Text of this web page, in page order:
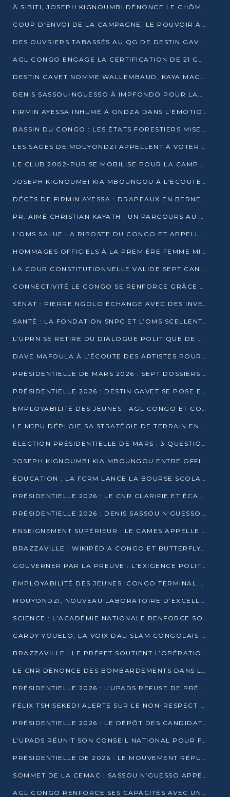
À SIBITI, JOSEPH KIGNOUMBI DÉNONCE LE CHÔMAGE ET LES DÉFAILLANCES DE L’ÉTAT
COUP D’ENVOI DE LA CAMPAGNE, LE POUVOIR À POINTE-NOIRE, L’OPPOSITION À OUESSO ET SIBITI
DES OUVRIERS TABASSÉS AU QG DE DESTIN GAVET À 24 HEURES DE L’OUVERTURE DE LA CAMPAGNE
AGL CONGO ENGAGE LA CERTIFICATION DE 21 GRUTIERS AUX NORMES INTERNATIONALES
DESTIN GAVET NOMME WALLEMBAUD, KAYA MAGANE, BOUDZIKA ET MBOUSSA-ELLAH AUX COMMANDES DE SA CAMPAGNE
DENIS SASSOU-NGUESSO À IMPFONDO POUR LANCER LE CORRIDOR 13
FIRMIN AYESSA INHUMÉ À ONDZA DANS L’ÉMOTION ET LE RECUEILLEMENT
BASSIN DU CONGO : LES ÉTATS FORESTIERS MISENT SUR LES MARCHÉS CARBONE
LES SAGES DE MOUYONDZI APPELLENT À VOTER DENIS SASSOU-NGUESSO
LE CLUB 2002-PUR SE MOBILISE POUR LA CAMPAGNE
JOSEPH KIGNOUMBI KIA MBOUNGOU À L’ÉCOUTE DE TALANGAÏ
DÉCÈS DE FIRMIN AYESSA : DRAPEAUX EN BERNE LUNDI
PR. AIMÉ CHRISTIAN KAYATH : UN PARCOURS AU SERVICE DE LA RECHERCHE ET DE L’INNOVATION
L’OMS SALUE LA RIPOSTE DU CONGO ET APPELLE À DES RÉFORMES DURABLES
HOMMAGES OFFICIELS À LA PREMIÈRE FEMME MINISTRE DU CONGO
LA COUR CONSTITUTIONNELLE VALIDE SEPT CANDIDATURES POUR LA PRÉSIDENTIELLE
CONNECTIVITÉ LE CONGO SE RENFORCE GRÂCE AU CÂBLE 2AFRICA
SÉNAT : PIERRE NGOLO ÉCHANGE AVEC DES INVESTISSEURS DU NUMÉRIQUE
SANTÉ : LA FONDATION SNPC ET L’OMS SCELLENT UN PARTENARIAT STRATÉGIQUE DE TROIS ANS
L’UPRN SE RETIRE DU DIALOGUE POLITIQUE DE DJAMBALA : TENSIONS DANS LE PRÉ-ÉLECTORAL CONGOLAIS
DAVE MAFOULA À L’ÉCOUTE DES ARTISTES POUR REDÉFINIR SA POLITIQUE CULTURELLE
PRÉSIDENTIELLE DE MARS 2026 : SEPT DOSSIERS DE CANDIDATURE ENREGISTRÉS À LA CLÔTURE DES DÉPÔTS
PRÉSIDENTIELLE 2026 : DESTIN GAVET SE POSE EN CANDIDAT DU « RAS-LE-BOL »
EMPLOYABILITÉ DES JEUNES : AGL CONGO ET CONGO TERMINAL S’ALLIENT À UCAC-ICAM
LE MJPU DÉPLOIE SA STRATÉGIE DE TERRAIN EN FAVEUR DE DSN
ÉLECTION PRÉSIDENTIELLE DE MARS : 3 QUESTIONS À UN EXPERT CONGOLAIS DE LA CYBERSÉCURITÉ
JOSEPH KIGNOUMBI KIA MBOUNGOU ENTRE OFFICIELLEMENT EN COURSE POUR LA PRÉSIDENTIELLE
ÉDUCATION : LA FCRM LANCE LA BOURSE SCOLAIRE FRANCINE-NTOUMI POUR PROMOUVOIR LES FILIÈRES SCIENTIFIQUES
PRÉSIDENTIELLE 2026 : LE CNR CLARIFIE ET ÉCARTE LA CANDIDATURE DU PASTEUR NTUMI
PRÉSIDENTIELLE 2026 : DENIS SASSOU N’GUESSO ANNONCE OFFICIELLEMENT SA CANDIDATURE
ENSEIGNEMENT SUPÉRIEUR : LE CAMES APPELLE À UNE UNIVERSITÉ AFRICAINE AXÉE SUR L’EMPLOYABILITÉ
BRAZZAVILLE : WIKIPÉDIA CONGO ET BUTTERFLY SCELLENT UN PARTENARIAT POUR STRUCTURER LE BÉNÉVOLAT NUMÉRIQUE
GOUVERNER PAR LA PREUVE : L’EXIGENCE POLITIQUE DU XXIᵉ SIÈCLE
EMPLOYABILITÉ DES JEUNES :CONGO TERMINAL S’ALLIE À L’ESCIC POUR RAPPROCHER L’ÉCOLE DU TERRAIN
MOUYONDZI, NOUVEAU LABORATOIRE D’EXCELLENCE PÉDAGOGIQUE AVEC L’ENFICE
SCIENCE : L’ACADÉMIE NATIONALE RENFORCE SON ÉQUIPE ET TRACE SA FEUILLE DE ROUTE 2026
CARDY YOUELO, LA VOIX DAU SLAM CONGOLAIS QUI INTERPELLE LE MONDE
BRAZZAVILLE : LE PRÉFET SOUTIENT L’OPÉRATION « ZÉRO KULUNA » ET APPELLE À LA VIGILANCE CITOYENNE
LE CNR DÉNONCE DES BOMBARDEMENTS DANS LE POOL ET ACCUSE LE GOUVERNEMENT
PRÉSIDENTIELLE 2026 : L’UPADS REFUSE DE PRÉSENTER UN CANDIDAT ET DÉNONCE UN PROCESSUS NON CRÉDIBLE
FÉLIX TSHISEKEDI ALERTE SUR LE NON-RESPECT DES ENGAGEMENTS DE PAIX APRÈS SA RENCONTRE AVEC D. SASSOU-NGUESSO
PRÉSIDENTIELLE 2026 : LE DÉPÔT DES CANDIDATURES OUVERT DU 29 JANVIER AU 12 FÉVRIER
L’UPADS RÉUNIT SON CONSEIL NATIONAL POUR FIXER SA LIGNE POLITIQUE À DEUX MOIS DE LA PRÉSIDENTIELLE
PRÉSIDENTIELLE DE 2026 : LE MOUVEMENT RÉPUBLICAIN DÉNONCE UNE CONVOCATION ÉLECTORALE « OPAQUE ET PRÉCIPITÉE »
SOMMET DE LA CEMAC : SASSOU N’GUESSO APPELLE À LA VIGILANCE FACE AUX RISQUES ÉCONOMIQUES
AGL CONGO RENFORCE SES CAPACITÉS AVEC UNE GRUE DE 250 TONNES